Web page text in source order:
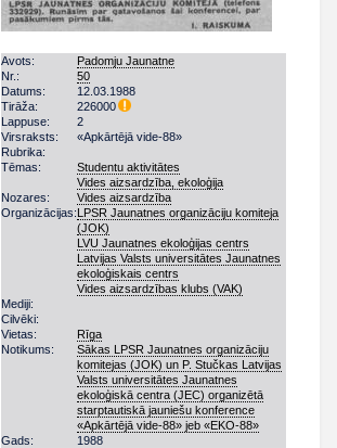
Avots:
Padomju Jaunatne
Nr.:
50
Datums:
12.03.1988
Tirāža:
226000
Lappuse:
2
Virsraksts:
«Apkārtējā vide-88»
Rubrika:
Tēmas:
Studentu aktivitātes
Vides aizsardzība, ekoloģija
Nozares:
Vides aizsardzība
Organizācijas:LPSR Jaunatnes organizāciju komiteja
(JOK)
LVU Jaunatnes ekoloģijas centrs
Latvijas Valsts universitātes Jaunatnes
ekoloģiskais centrs
Vides aizsardzības klubs (VAK)
Mediji:
Cilvēki:
Vietas:
Rīga
Notikums:
Sākas LPSR Jaunatnes organizāciju
komitejas (JOK) un P. Stučkas Latvijas
Valsts universitātes Jaunatnes
ekoloģiskā centra (JEC) organizētā
starptautiskā jauniešu konference
«Apkārtējā vide-88» jeb «EKO-88»
Gads:
1988